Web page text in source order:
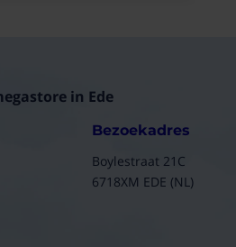
in Ede
Bezoekadres
Boylestraat 21C
6718XM EDE (NL)